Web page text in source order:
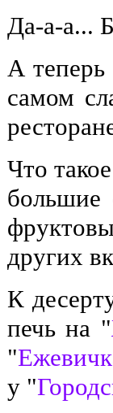
Да-а-а...
А теперь
самом
Что
большие
других
К
печь на "
"
у "